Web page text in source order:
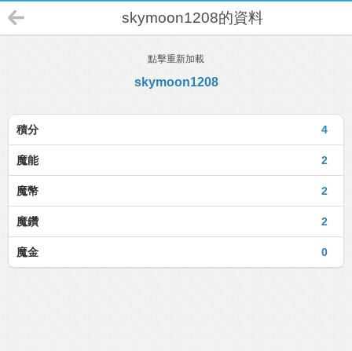
skymoon1208的資料
點擊重新加載
skymoon1208
4
積分
2
魔能
2
魔幣
2
魔鑽
0
魔金